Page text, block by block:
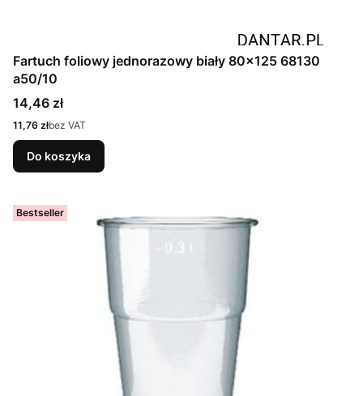
Fartuch foliowy jednorazowy biały 80x125 68130
a50/10
Cena
14,46 zł
Cena
11,76 złbez VAT
Do koszyka
Bestseller